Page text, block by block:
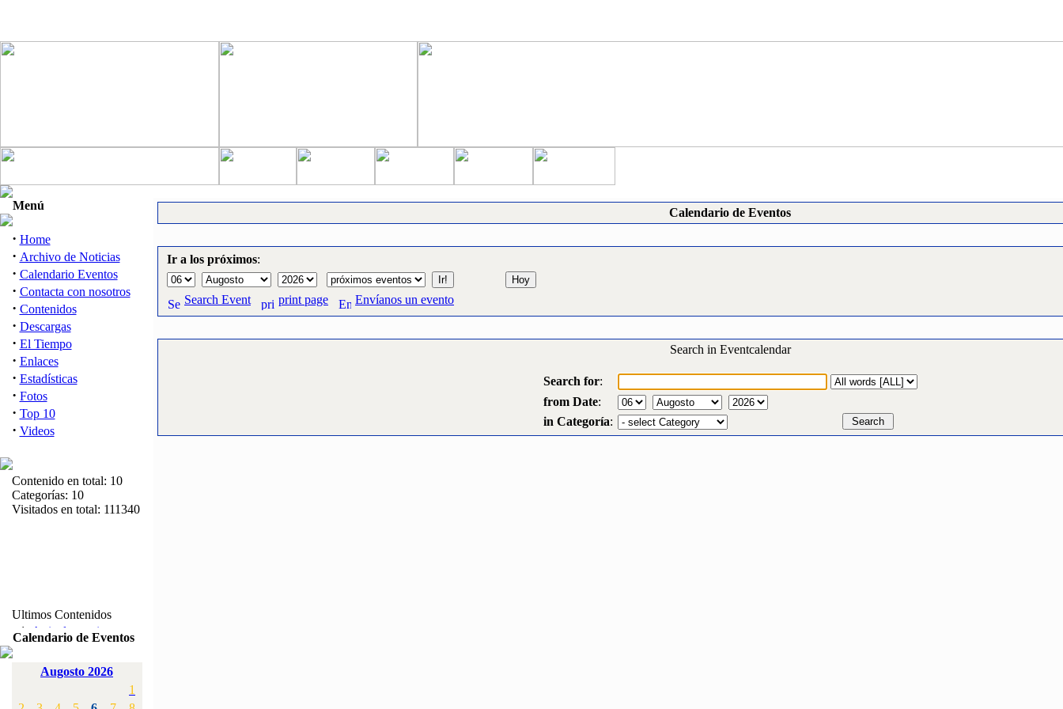
Menú
· Home
· Archivo de Noticias
· Calendario Eventos
· Contacta con nosotros
· Contenidos
· Descargas
· El Tiempo
· Enlaces
· Estadísticas
· Fotos
· Top 10
· Videos
Contenido en total: 10
Categorías: 10
Visitados en total: 111340
Ultimos Contenidos
1:
Articulos varios
[Visitas: 5710]
Campeonato de
[Visitas: 4133]
Calendario de Eventos
Augosto 2026
1
Calendario de Eventos
Ir a los próximos:
Search Event print page Envíanos un evento
Search in Eventcalendar
Search for:
from Date:
in Categoría: